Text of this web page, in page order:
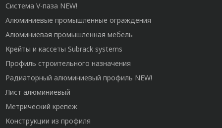
Система V-паза NEW!
Алюминиевые промышленные ограждения
Алюминиевая промышленная мебель
Крейты и кассеты Subrack systems
Профиль строительного назначения
Радиаторный алюминиевый профиль NEW!
Лист алюминиевый
Метрический крепеж
Конструкции из профиля